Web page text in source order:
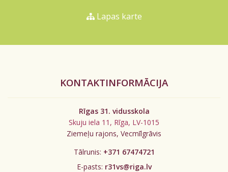
Lapas karte
KONTAKTINFORMĀCIJA
Rīgas 31. vidusskola
Skuju iela 11, Rīga, LV-1015
Ziemeļu rajons, Vecmīlgrāvis
Tālrunis: +371 67474721
E-pasts: r31vs@riga.lv